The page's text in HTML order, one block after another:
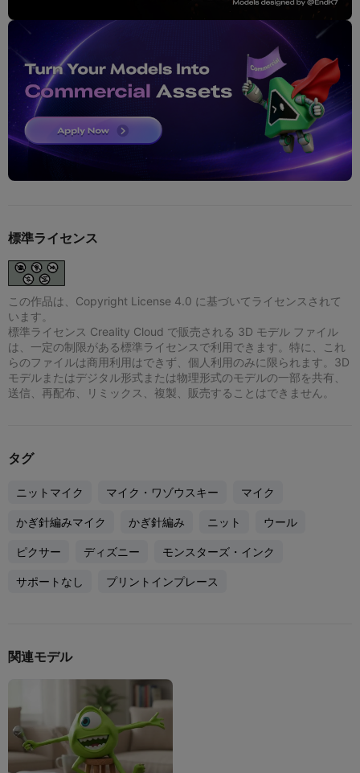
標準ライセンス
この作品は、Copyright License 4.0 に基づいてライセンスされて
います。
標準ライセンス Creality Cloud で販売される 3D モデル ファイル
は、一定の制限がある標準ライセンスで利用できます。特に、これ
らのファイルは商用利用はできず、個人利用のみに限られます。3D
モデルまたはデジタル形式または物理形式のモデルの一部を共有、
送信、再配布、リミックス、複製、販売することはできません。
タグ
ニットマイク マイク・ワゾウスキー マイク
かぎ針編みマイク かぎ針編み ニット ウール
ピクサー ディズニー モンスターズ・インク
サポートなし プリントインプレース
関連モデル